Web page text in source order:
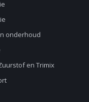
onderhoud
en Trimix